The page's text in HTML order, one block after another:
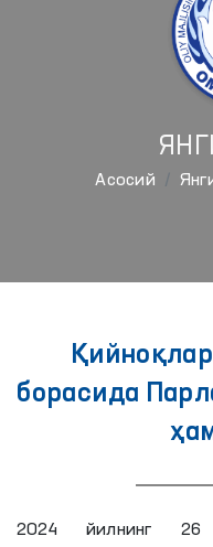
Aсосий
борасида
2024 йилнинг 26